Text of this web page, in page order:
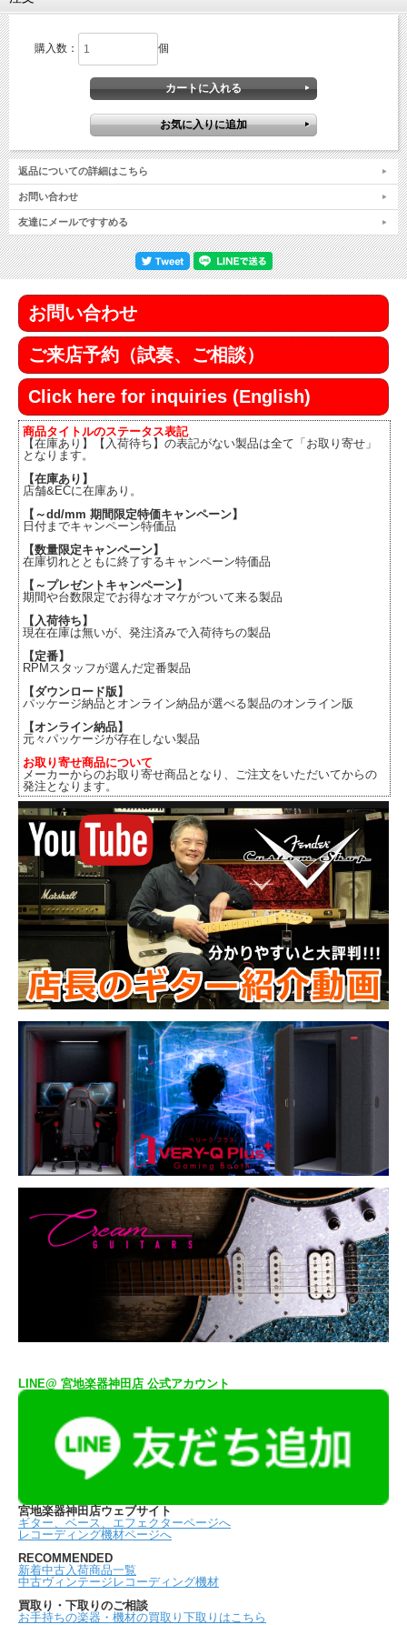
購入数： 個
返品についての詳細はこちら
お問い合わせ
友達にメールですすめる
お問い合わせ
ご来店予約（試奏、ご相談）
Click here for inquiries (English)
商品タイトルのステータス表記
【在庫あり】【入荷待ち】の表記がない製品は全て「お取り寄せ」
となります。
【在庫あり】
店舗&ECに在庫あり。
【～dd/mm 期間限定特価キャンペーン】
日付までキャンペーン特価品
【数量限定キャンペーン】
在庫切れとともに終了するキャンペーン特価品
【～プレゼントキャンペーン】
期間や台数限定でお得なオマケがついて来る製品
【入荷待ち】
現在在庫は無いが、発注済みで入荷待ちの製品
【定番】
RPMスタッフが選んだ定番製品
【ダウンロード版】
パッケージ納品とオンライン納品が選べる製品のオンライン版
【オンライン納品】
元々パッケージが存在しない製品
お取り寄せ商品について
メーカーからのお取り寄せ商品となり、ご注文をいただいてからの
発注となります。
LINE@ 宮地楽器神田店 公式アカウント
宮地楽器神田店ウェブサイト
ギター、ベース、エフェクターページへ
レコーディング機材ページへ
RECOMMENDED
新着中古入荷商品一覧
中古ヴィンテージレコーディング機材
買取り・下取りのご相談
お手持ちの楽器・機材の買取り下取りはこちら